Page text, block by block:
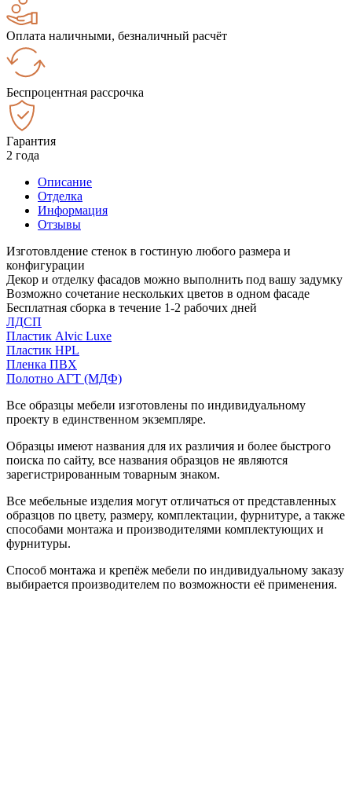
Оплата наличными, безналичный расчёт
Беспроцентная рассрочка
Гарантия
2 года
Описание
Отделка
Информация
Отзывы
Изготовлдение стенок в гостиную любого размера и
конфигурации
Декор и отделку фасадов можно выполнить под вашу задумку
Возможно сочетание нескольких цветов в одном фасаде
Бесплатная сборка в течение 1-2 рабочих дней
ЛДСП
Пластик Alvic Luxe
Пластик HPL
Пленка ПВХ
Полотно АГТ (МДФ)
Все образцы мебели изготовлены по индивидуальному
проекту в единственном экземпляре.
Образцы имеют названия для их различия и более быстрого
поиска по сайту, все названия образцов не являются
зарегистрированным товарным знаком.
Все мебельные изделия могут отличаться от представленных
образцов по цвету, размеру, комплектации, фурнитуре, а также
способами монтажа и производителями комплектующих и
фурнитуры.
Способ монтажа и крепёж мебели по индивидуальному заказу
выбирается производителем по возможности её применения.